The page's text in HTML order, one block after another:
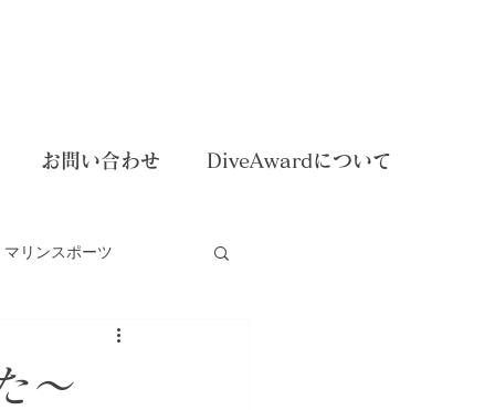
お問い合わせ DiveAwardについて
マリンスポーツ
～